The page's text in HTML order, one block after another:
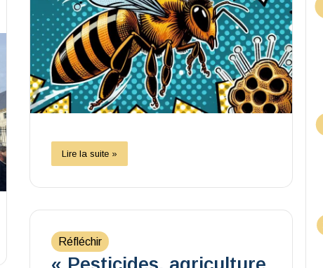
Lire la suite »
Réfléchir